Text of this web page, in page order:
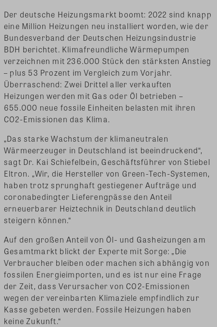
Der deutsche Heizungsmarkt boomt: 2022 sind knapp
eine Million Heizungen neu installiert worden, wie der
Bundesverband der Deutschen Heizungsindustrie
BDH berichtet. Klimafreundliche Wärmepumpen
verzeichnen mit 236.000 Stück den stärksten Anstieg
– plus 53 Prozent im Vergleich zum Vorjahr.
Überraschend: Zwei Drittel aller verkauften
Heizungen werden mit Gas oder Öl betrieben –
655.000 neue fossile Einheiten belasten mit ihren
CO2-Emissionen das Klima.
„Das starke Wachstum der klimaneutralen
Wärmeerzeuger in Deutschland ist beeindruckend“,
sagt Dr. Kai Schiefelbein, Geschäftsführer von Stiebel
Eltron. „Wir, die Hersteller von Green-Tech-Systemen,
haben trotz sprunghaft gestiegener Aufträge und
coronabedingter Lieferengpässe den Anteil
erneuerbarer Heiztechnik in Deutschland deutlich
steigern können.“
Auf den großen Anteil von Öl- und Gasheizungen am
Gesamtmarkt blickt der Experte mit Sorge: „Die
Verbraucher bleiben oder machen sich abhängig von
fossilen Energieimporten, und es ist nur eine Frage
der Zeit, dass Verursacher von CO2-Emissionen
wegen der vereinbarten Klimaziele empfindlich zur
Kasse gebeten werden. Fossile Heizungen haben
keine Zukunft.“